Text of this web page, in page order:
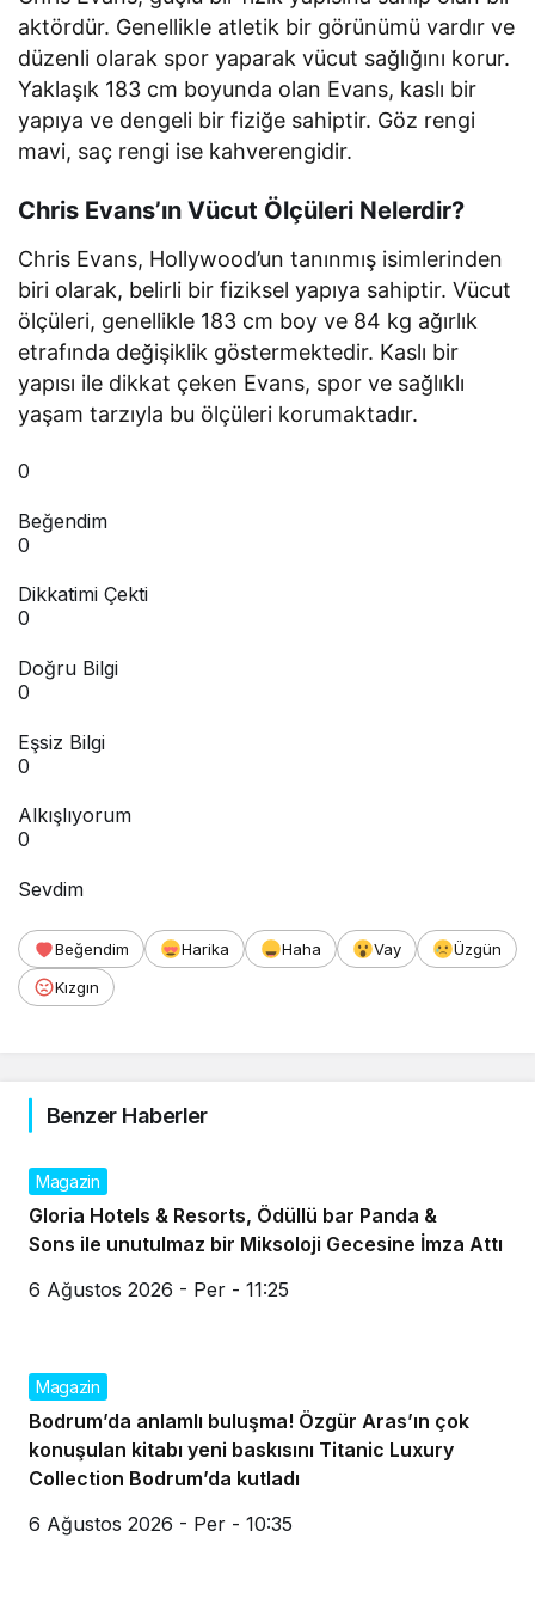
aktördür. Genellikle atletik bir görünümü vardır ve
düzenli olarak spor yaparak vücut sağlığını korur.
Yaklaşık 183 cm boyunda olan Evans, kaslı bir
yapıya ve dengeli bir fiziğe sahiptir. Göz rengi
mavi, saç rengi ise kahverengidir.
Chris Evans’ın Vücut Ölçüleri Nelerdir?
Chris Evans, Hollywood’un tanınmış isimlerinden
biri olarak, belirli bir fiziksel yapıya sahiptir. Vücut
ölçüleri, genellikle 183 cm boy ve 84 kg ağırlık
etrafında değişiklik göstermektedir. Kaslı bir
yapısı ile dikkat çeken Evans, spor ve sağlıklı
yaşam tarzıyla bu ölçüleri korumaktadır.
0
Beğendim
0
Dikkatimi Çekti
0
Doğru Bilgi
0
Eşsiz Bilgi
0
Alkışlıyorum
0
Sevdim
Beğendim Harika Haha Vay
Üzgün
Kızgın
Benzer Haberler
Magazin
Gloria Hotels & Resorts, Ödüllü bar Panda &
Sons ile unutulmaz bir Miksoloji Gecesine İmza Attı
6 Ağustos 2026 - Per - 11:25
Magazin
Bodrum’da anlamlı buluşma! Özgür Aras’ın çok
konuşulan kitabı yeni baskısını Titanic Luxury
Collection Bodrum’da kutladı
6 Ağustos 2026 - Per - 10:35